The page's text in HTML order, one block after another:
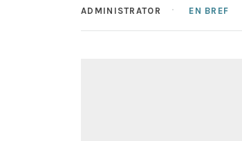
ADMINISTRATOR EN BREF